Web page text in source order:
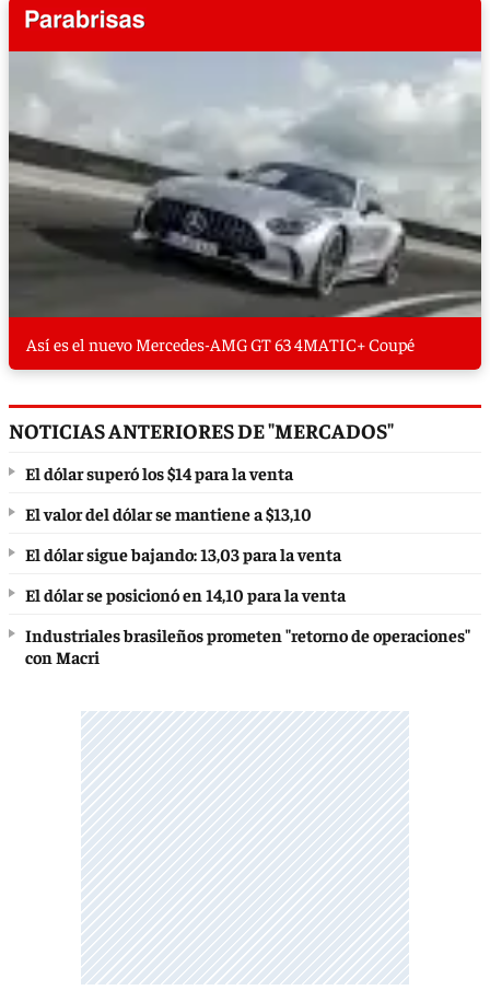
Así es el nuevo Mercedes-AMG GT 63 4MATIC+ Coupé
NOTICIAS ANTERIORES DE "MERCADOS"
El dólar superó los $14 para la venta
El valor del dólar se mantiene a $13,10
El dólar sigue bajando: 13,03 para la venta
El dólar se posicionó en 14,10 para la venta
Industriales brasileños prometen "retorno de operaciones"
con Macri